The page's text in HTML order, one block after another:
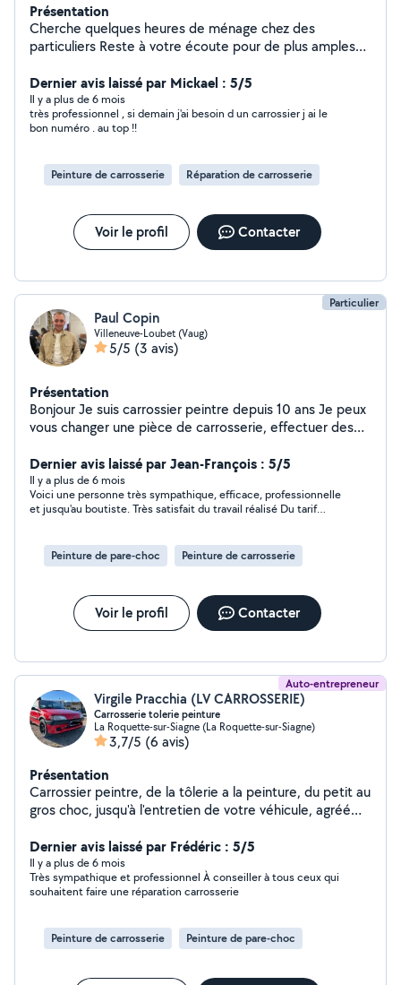
Présentation
Cherche quelques heures de ménage chez des
particuliers Reste à votre écoute pour de plus amples
Dernier avis laissé par Mickael : 5/5
Il y a plus de 6 mois
très professionnel , si demain j'ai besoin d un carrossier j ai le
bon numéro . au top !!
Peinture de carrosserie Réparation de carrosserie
Voir le profil Contacter
Particulier
Paul Copin
Villeneuve-Loubet (Vaug)
5/5 (3 avis)
Présentation
Bonjour Je suis carrossier peintre depuis 10 ans Je peux
vous changer une pièce de carrosserie, effectuer des
des retouches Je peux faire ressortir une déformation
sur un par choc Je peux également remettre en place
certain élément suite à un accrochage Je suis disponible
le soir et le week-end À bientôt
Dernier avis laissé par Jean-François : 5/5
Il y a plus de 6 mois
Voici une personne très sympathique, efficace, professionnelle
et jusqu'au boutiste. Très satisfait du travail réalisé Du tarif
Peinture de pare-choc Peinture de carrosserie
Voir le profil Contacter
Auto-entrepreneur
Virgile Pracchia (LV CARROSSERIE)
Carrosserie tolerie peinture
La Roquette-sur-Siagne (La Roquette-sur-Siagne)
3,7/5 (6 avis)
Présentation
Carrossier peintre, de la tôlerie a la peinture, du petit au
gros choc, jusqu'à l'entretien de votre véhicule, agréé
gratuit et si vous ne pouvez pas vous déplacer je me
déplace il i a aucun soucis.
Dernier avis laissé par Frédéric : 5/5
Il y a plus de 6 mois
Très sympathique et professionnel À conseiller à tous ceux qui
souhaitent faire une réparation carrosserie
Peinture de carrosserie Peinture de pare-choc